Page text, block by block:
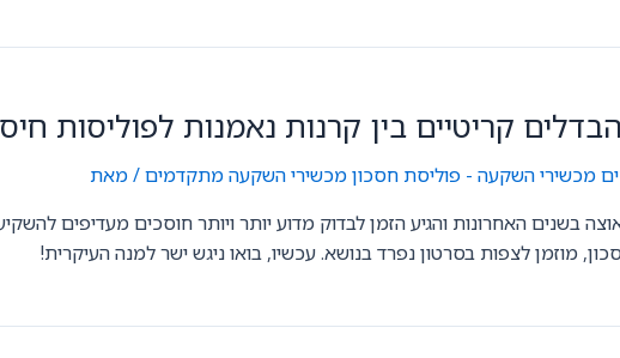
מכשירי השקעה - פוליסת חסכוןמכשירי השקעה מתקדמים/ מאת
בשנים האחרונות והגיע הזמן לבדוק מדוע יותר ויותר חוסכים מעדיפים
מוזמן לצפות בסרטון נפרד בנושא. עכשיו, בואו ניגש ישר למנה העיקרית!